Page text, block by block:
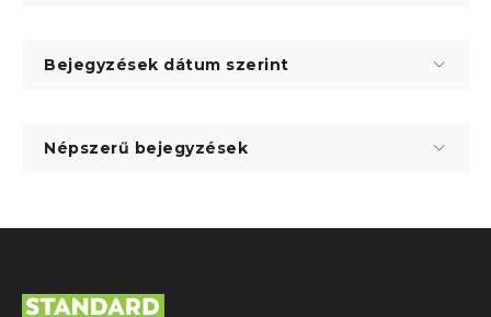
Bejegyzések dátum szerint
Népszerű bejegyzések